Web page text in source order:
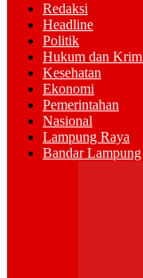
Redaksi
Headline
Politik
Hukum dan
Kesehatan
Ekonomi
Pemerintahan
Nasional
Lampung Raya
Bandar Lampung